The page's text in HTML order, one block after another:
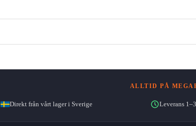
ALLTID PÅ
Direkt från vårt lager i Sverige Leverans